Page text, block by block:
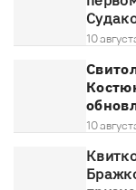
10
10